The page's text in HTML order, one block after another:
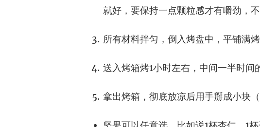
就好，要保持一点颗粒感才有嚼劲，不
所有材料拌匀，倒入烤盘中，平铺满
送入烤箱烤1小时左右，中间一半时间
拿出烤箱，彻底放凉后用手掰成小块